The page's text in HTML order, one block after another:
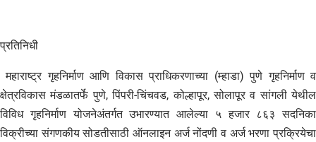
प्रतिनिधी
महाराष्ट्र गृहनिर्माण आणि विकास प्राधिकरणाच्या (म्हाडा) पुणे गृहनिर्माण व
क्षेत्रविकास मंडळातर्फे पुणे, पिंपरी-चिंचवड, कोल्हापूर, सोलापूर व सांगली येथील
विविध गृहनिर्माण योजनेअंतर्गत उभारण्यात आलेल्या ५ हजार ८६३ सदनिका
विक्रीच्या संगणकीय सोडतीसाठी ऑनलाइन अर्ज नोंदणी व अर्ज भरणा प्रक्रियेचा